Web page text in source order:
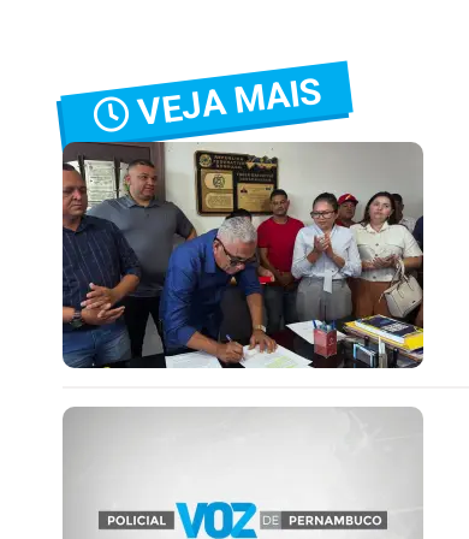
VEJA MAIS